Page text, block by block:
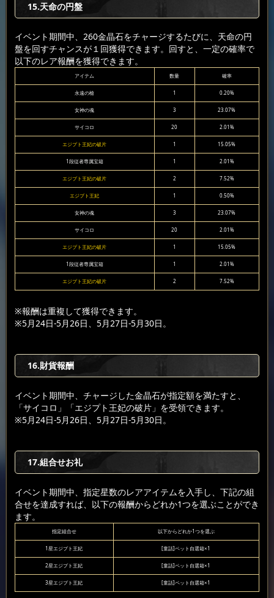
15.天命の円盤
イベント期間中、260金晶石をチャージするたびに、天命の円
盤を回すチャンスが１回獲得できます。回すと、一定の確率で
以下のレア報酬を獲得できます。
アイテム 数量 確率
永遠の槍 1 0.20%
女神の魂 3 23.07%
サイコロ 20 2.01%
エジプト王妃の破片 1 15.05%
1段従者専属宝箱 1 2.01%
エジプト王妃の破片 2 7.52%
エジプト王妃 1 0.50%
女神の魂 3 23.07%
サイコロ 20 2.01%
エジプト王妃の破片 1 15.05%
1段従者専属宝箱 1 2.01%
エジプト王妃の破片 2 7.52%
※報酬は重複して獲得できます。
※5月24日-5月26日、5月27日-5月30日。
16.財貨報酬
イベント期間中、チャージした金晶石が指定額を満たすと、
「サイコロ」「エジプト王妃の破片」を受領できます。
※5月24日-5月26日、5月27日-5月30日。
17.組合せお礼
イベント期間中、指定星数のレアアイテムを入手し、下記の組
合せを達成すれば、以下の報酬からどれか1つを選ぶことができ
ます。
指定組合せ 以下からどれか1つを選ぶ
1星エジプト王妃 [童話]ペット自選箱×1
2星エジプト王妃 [童話]ペット自選箱×1
3星エジプト王妃 [童話]ペット自選箱×1